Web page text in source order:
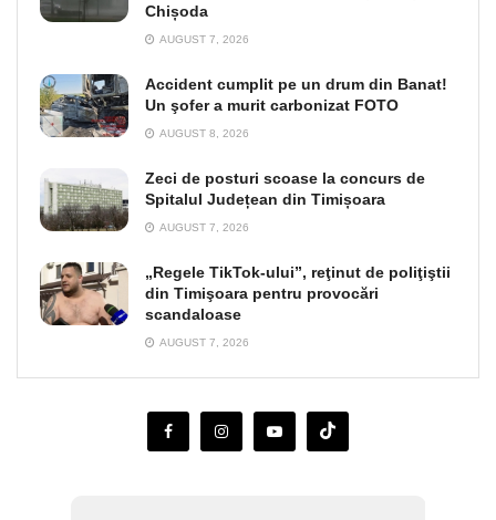
Chișoda
AUGUST 7, 2026
Accident cumplit pe un drum din Banat!
Un şofer a murit carbonizat FOTO
AUGUST 8, 2026
Zeci de posturi scoase la concurs de
Spitalul Județean din Timișoara
AUGUST 7, 2026
„Regele TikTok-ului”, reţinut de poliţiştii
din Timişoara pentru provocări
scandaloase
AUGUST 7, 2026